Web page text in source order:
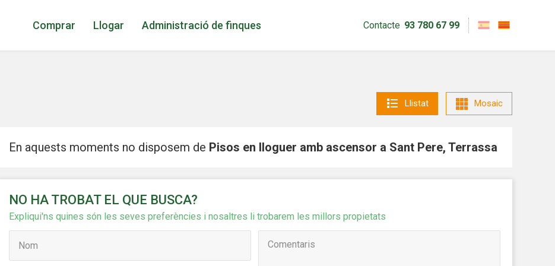
Comprar Llogar Administració de finques Contacte 93 780 67 99
Llistat Mosaic
En aquests moments no disposem de Pisos en lloguer amb ascensor a Sant Pere, Terrassa
NO HA TROBAT EL QUE BUSCA?
Expliqui'ns quines són les seves preferències i nosaltres li trobarem les millors propietats
Modificar cookies